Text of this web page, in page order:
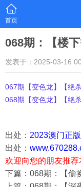
首页
068期：【楼
发表于：2025-03-16
067期【变色龙】【绝
068期【变色龙】【绝
出处： 2023澳门正
出处：
欢迎向您的朋友推荐
下篇：068期：【偷